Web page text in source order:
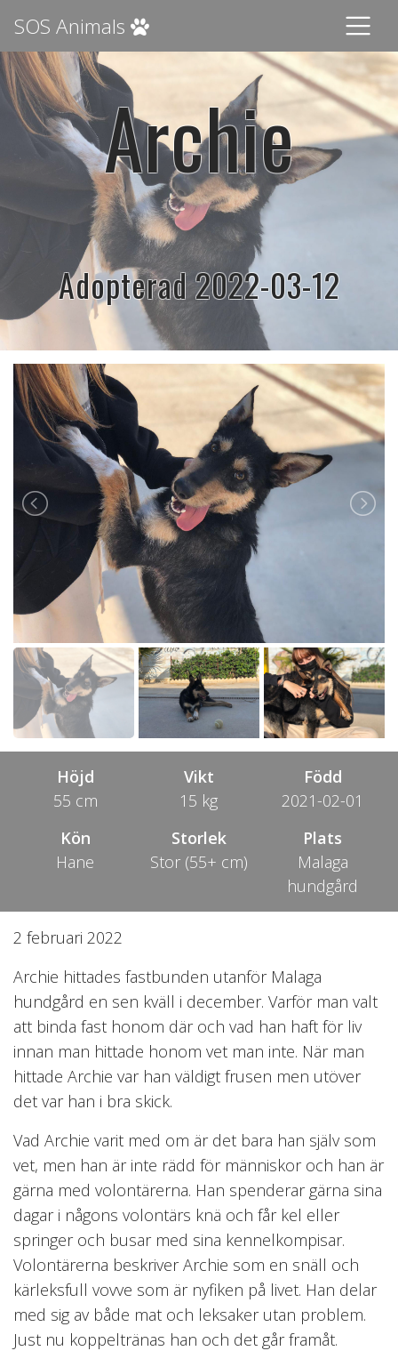
SOS Animals
Archie
Adopterad 2022-03-12
Höjd
55 cm
Vikt
15 kg
Född
2021-02-01
Kön
Hane
Storlek
Stor (55+ cm)
Plats
Malaga
hundgård
2 februari 2022
Archie hittades fastbunden utanför Malaga
hundgård en sen kväll i december. Varför man valt
att binda fast honom där och vad han haft för liv
innan man hittade honom vet man inte. När man
hittade Archie var han väldigt frusen men utöver
det var han i bra skick.
Vad Archie varit med om är det bara han själv som
vet, men han är inte rädd för människor och han är
gärna med volontärerna. Han spenderar gärna sina
dagar i någons volontärs knä och får kel eller
springer och busar med sina kennelkompisar.
Volontärerna beskriver Archie som en snäll och
kärleksfull vovve som är nyfiken på livet. Han delar
med sig av både mat och leksaker utan problem.
Just nu koppeltränas han och det går framåt.